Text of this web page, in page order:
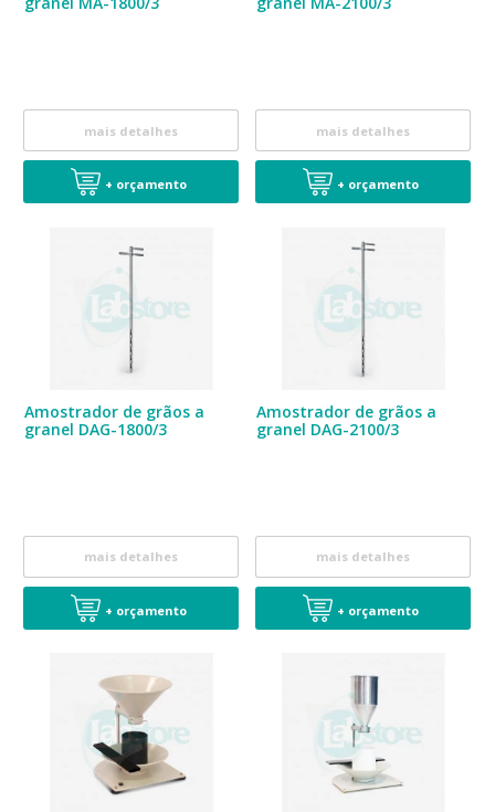
mais detalhes
+ orçamento
mais detalhes
+ orçamento
Amostrador de grãos a
granel DAG-1800/3
mais detalhes
+ orçamento
Amostrador de grãos a
granel DAG-2100/3
mais detalhes
+ orçamento